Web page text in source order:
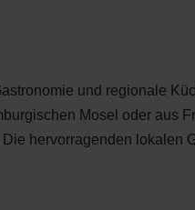
und regionale
Mosel oder aus
hervorragenden lokalen